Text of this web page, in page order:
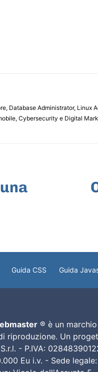
Database Administrator,
Cybersecurity e Digital
Guida CSS Guida
® è un
riproduzione. Un
- P.IVA:
Eu i.v. - Sede